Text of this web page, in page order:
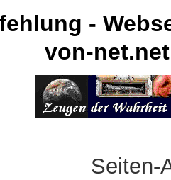
-
von-net.net
Seiten-